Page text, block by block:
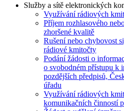
Služby a sítě elektronických
Využívání rádiových
Příjem rozhlasového
zhoršené kvalitě
Rušení nebo chybovost
rádiové kmitočty
Podání žádosti o
o svobodném přístupu k
pozdějších předpisů,
úřadu
Využívání rádiových
komunikačních činností